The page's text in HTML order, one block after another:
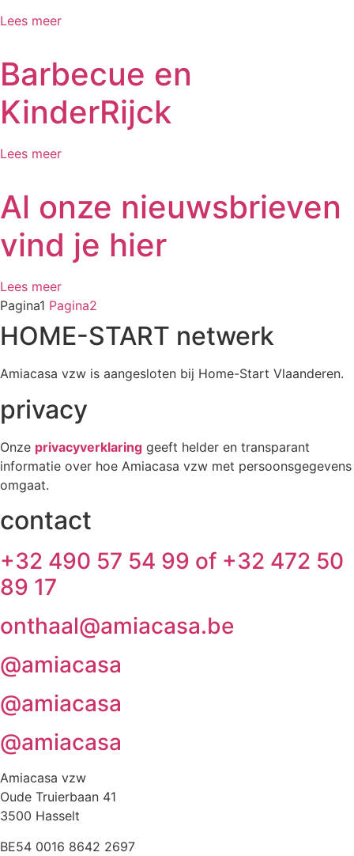
Lees meer
Barbecue en
KinderRijck
Lees meer
Al onze nieuwsbrieven
vind je hier
Lees meer
Pagina1 Pagina2
HOME-START netwerk
Amiacasa vzw is aangesloten bij Home-Start Vlaanderen.
privacy
Onze privacyverklaring geeft helder en transparant
informatie over hoe Amiacasa vzw met persoonsgegevens
omgaat.
contact
+32 490 57 54 99 of +32 472 50
89 17
onthaal@amiacasa.be
@amiacasa
@amiacasa
@amiacasa
Amiacasa vzw
Oude Truierbaan 41
3500 Hasselt
BE54 0016 8642 2697